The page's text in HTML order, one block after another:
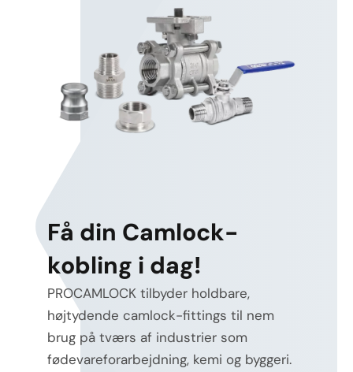
Få din Camlock-
kobling i dag!
PROCAMLOCK tilbyder holdbare,
højtydende camlock-fittings til nem
brug på tværs af industrier som
fødevareforarbejdning, kemi og byggeri.